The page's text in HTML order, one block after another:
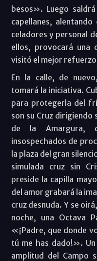
besos». Luego
capellanes,
celadores y personal
ellos, provocará una
visitó el mejor
En la calle, de
tomará la iniciativa.
para protegerla del
son su Cruz dirigiendo
de la Amargura,
insospechados de
la plaza del gran
simulada cruz sin
preside la capilla
del amor grabará la
cruz desnuda. Y se
noche, una Octava
«¡Padre, que donde
tú me has dado!».
amplitud del Campo